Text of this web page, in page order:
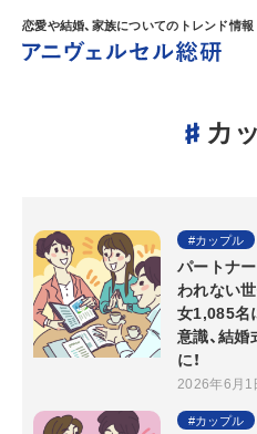
恋愛や結婚、家族についてのトレンド情報
カ
カップル
パートナ
われない世
女1,085名
意識、結
に！
2026年6月1
カップル